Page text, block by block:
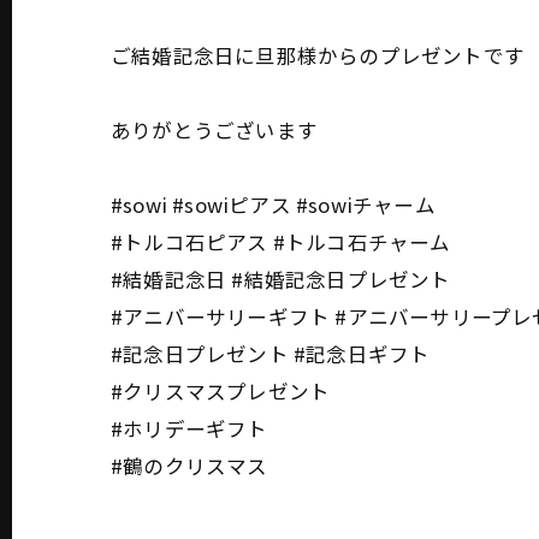
ご結婚記念日に旦那様からのプレゼントです
ありがとうございます
#sowi #sowiピアス #sowiチャーム
#トルコ石ピアス #トルコ石チャーム
#結婚記念日 #結婚記念日プレゼント
#アニバーサリーギフト #アニバーサリープレ
#記念日プレゼント #記念日ギフト
#クリスマスプレゼント
#ホリデーギフト
#鶴のクリスマス